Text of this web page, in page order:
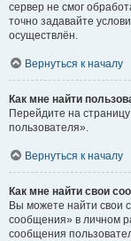
сервер не смог
точно задавайте
осуществлён.
Вернуться к началу
Как мне найти
Перейдите на
пользователя».
Вернуться к началу
Как мне найти свои
Вы можете найти свои
сообщения» в личном
сообщения